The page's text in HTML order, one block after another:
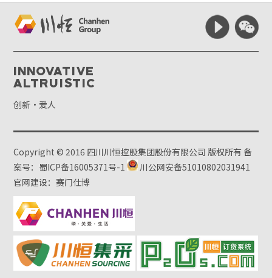
Innovative
Altruistic
创新·爱人
Copyright © 2016 四川川恒控股集团股份有限公司 版权所有备
案号：蜀ICP备16005371号-1
川公网安备51010802031941
官网建设：赛门仕博